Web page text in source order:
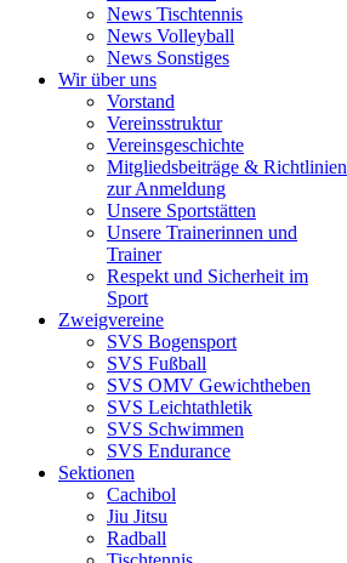
News Tischtennis
News Volleyball
News Sonstiges
Wir über uns
Vorstand
Vereinsstruktur
Vereinsgeschichte
Mitgliedsbeiträge & Richtlinien
zur Anmeldung
Unsere Sportstätten
Unsere Trainerinnen und
Trainer
Respekt und Sicherheit im
Sport
Zweigvereine
SVS Bogensport
SVS Fußball
SVS OMV Gewichtheben
SVS Leichtathletik
SVS Schwimmen
SVS Endurance
Sektionen
Cachibol
Jiu Jitsu
Radball